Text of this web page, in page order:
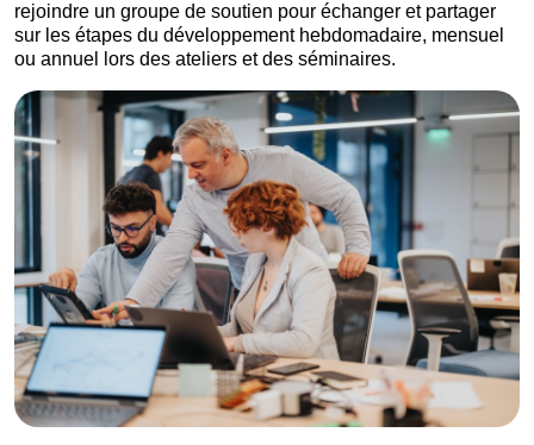
rejoindre un groupe de soutien pour échanger et partager
sur les étapes du développement hebdomadaire, mensuel
ou annuel lors des ateliers et des séminaires.